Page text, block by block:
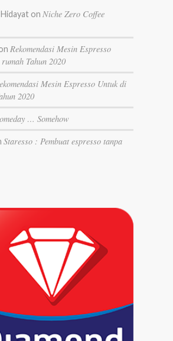
on Niche Zero Coffee
Rekomendasi Mesin Espresso
Tahun 2020
Mesin Espresso Untuk di
2020
… Somehow
Staresso : Pembuat espresso tanpa